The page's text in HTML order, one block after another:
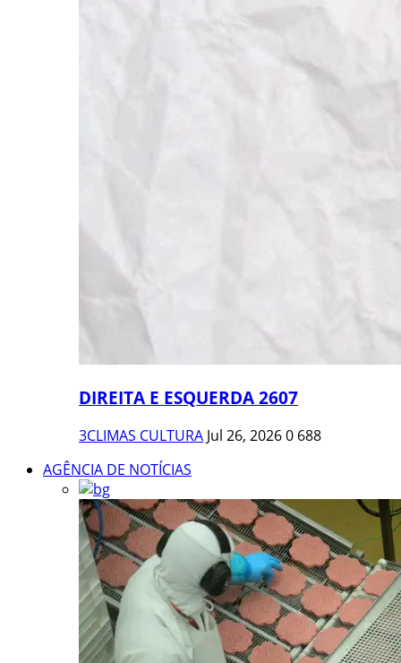
DIREITA E ESQUERDA 2607
3CLIMAS CULTURA Jul 26, 20260 688
AGÊNCIA DE NOTÍCIAS